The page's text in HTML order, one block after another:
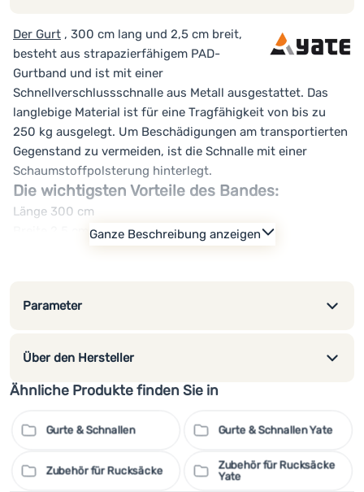
Der Gurt , 300 cm lang und 2,5 cm breit,
besteht aus strapazierfähigem PAD-
Gurtband und ist mit einer
Schnellverschlussschnalle aus Metall ausgestattet. Das
langlebige Material ist für eine Tragfähigkeit von bis zu
250 kg ausgelegt. Um Beschädigungen am transportierten
Gegenstand zu vermeiden, ist die Schnalle mit einer
Schaumstoffpolsterung hinterlegt.
Die wichtigsten Vorteile des Bandes:
Länge 300 cm
Schnellverschluss aus Metall
von Abrieb des Transportgutes
Ganze Beschreibung anzeigen
Parameter
Über den Hersteller
Ähnliche Produkte finden Sie in
Gurte & Schnallen Gurte & Schnallen Yate
Zubehör für Rucksäcke Zubehör für Rucksäcke
Yate